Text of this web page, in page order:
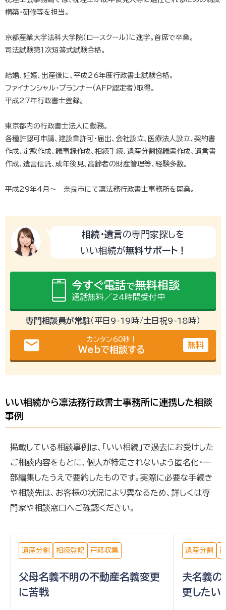
構築・研修等を担当。
京都産業大学法科大学院（ロースクール）に進学。首席で卒業。
司法試験第１次短答式試験合格。
結婚、妊娠、出産後に、平成26年度行政書士試験合格。
ファイナンシャル・プランナー（AFP認定者）取得。
平成27年行政書士登録。
東京都内の行政書士法人に勤務。
各種許認可申請、建設業許可・届出、会社設立、医療法人設立、契約書
作成、定款作成、議事録作成、相続手続、遺産分割協議書作成、遺言書
作成、遺言信託、成年後見、高齢者の財産管理等、経験多数。
平成29年4月～ 奈良市にて凛法務行政書士事務所を開業。
相続・遺言の専門家探しを
いい相続が無料サポート！
今すぐ電話で無料相談
通話無料／24時間受付中
専門相談員が常駐（平日9-19時/土日祝9-18時）
email カンタン60秒！
Webで相談する 無料
いい相続から凛法務行政書士事務所に連携した相談
事例
掲載している相談事例は、「いい相続」で過去にお受けした
ご相談内容をもとに、個人が特定されないよう匿名化・一
部編集したうえで要約したものです。実際に必要な手続き
や相談先は、お客様の状況により異なるため、詳しくは専
門家や相談窓口へご確認ください。
遺産分割 相続登記 戸籍収集
父母名義不明の不動産名義変更
に苦戦
遺産分割
夫名義の
更したい